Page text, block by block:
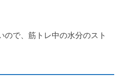
ので、筋トレ中の水分のスト